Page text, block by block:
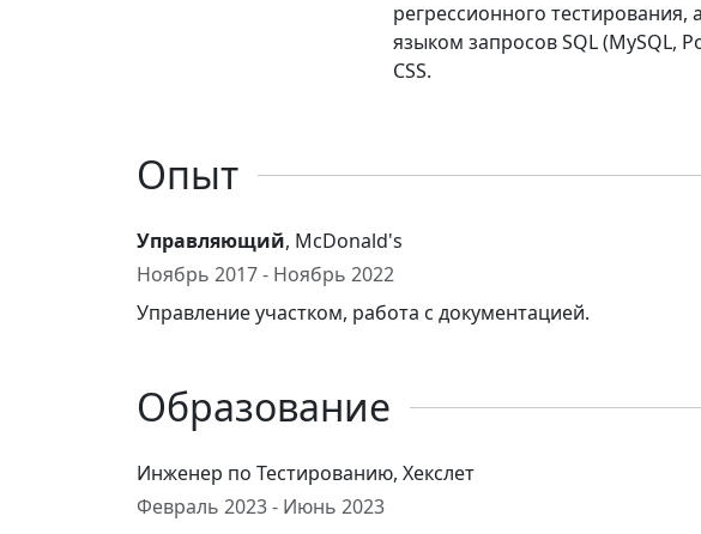
регрессионного тестирования,
языком запросов SQL (MySQL,
CSS.
Опыт
Управляющий, McDonald's
Ноябрь 2017 - Ноябрь 2022
Управление участком, работа с документацией.
Образование
Инженер по Тестированию, Хекслет
Февраль 2023 - Июнь 2023